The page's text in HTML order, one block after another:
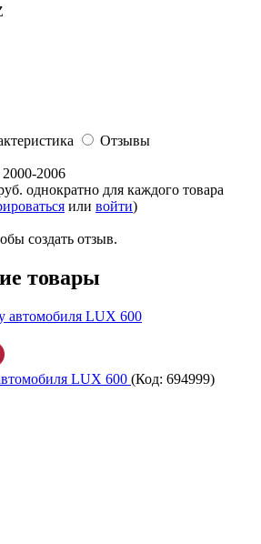
Отзывы
2006
однократно для каждого товара
или войти)
создать отзыв.
товары
LUX 600 (Код: 694999)